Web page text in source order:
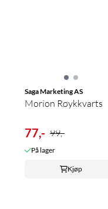
Saga Marketing AS
Morion Røykkvarts
77,- 99,-
På lager
Kjøp